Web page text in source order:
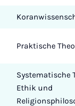
Praktische
Systematische
Ethik und